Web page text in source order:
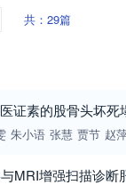
共：29篇
证素的股骨头坏
朱小语 张慧 贾节 赵
MRI增强扫描诊